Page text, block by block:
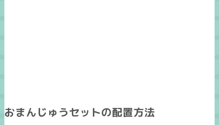
おまんじゅうセットの配置方法